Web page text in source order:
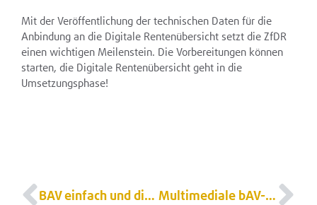
Mit der Veröffentlichung der technischen Daten für die
Anbindung an die Digitale Rentenübersicht setzt die ZfDR
einen wichtigen Meilenstein. Die Vorbereitungen können
starten, die Digitale Rentenübersicht geht in die
Umsetzungsphase!
BAV einfach und digital verwalten Multimediale bAV-Kommunikation stärkt Mitarbeiterbindung